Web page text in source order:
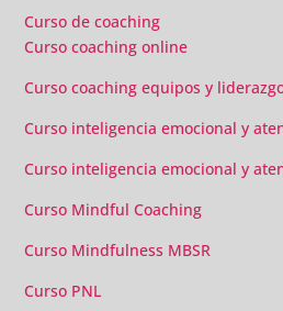
gran liderazgo de Beatriz
Curso de coaching
Curso coaching online
Curso coaching equipos y
Curso inteligencia emocional y
Curso inteligencia emocional y
Curso Mindful Coaching
Curso Mindfulness MBSR
Curso PNL